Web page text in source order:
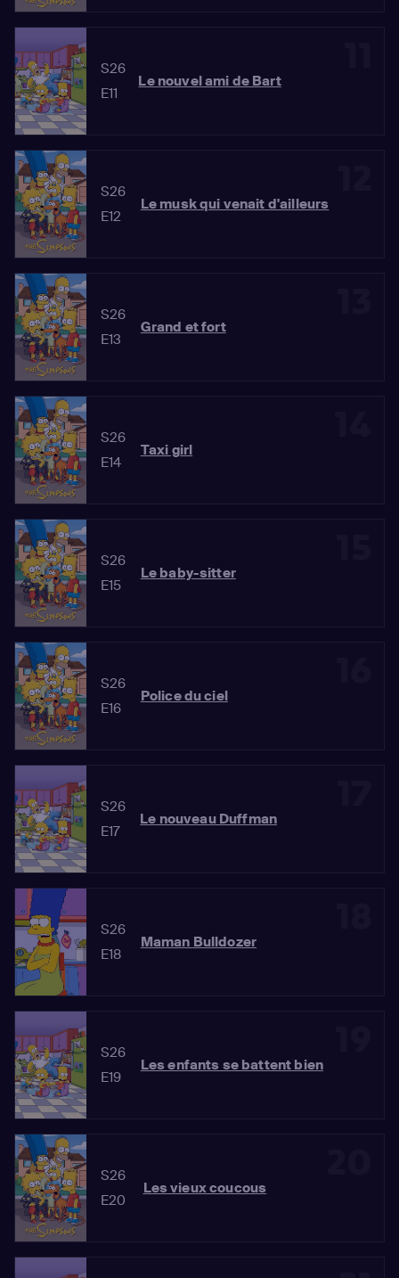
S26
E11
Le nouvel ami de Bart
S26
E12
Le musk qui venait d'ailleurs
S26
E13
Grand et fort
S26
E14
Taxi girl
S26
E15
Le baby-sitter
S26
E16
Police du ciel
S26
E17
Le nouveau Duffman
S26
E18
Maman Bulldozer
S26
E19
Les enfants se battent bien
S26
E20
Les vieux coucous